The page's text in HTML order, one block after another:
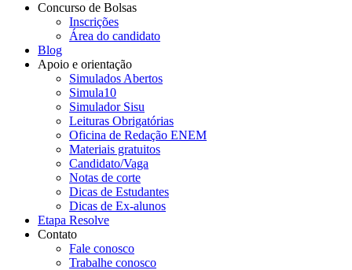
Concurso de Bolsas
Inscrições
Área do candidato
Blog
Apoio e orientação
Simulados Abertos
Simula10
Simulador Sisu
Leituras Obrigatórias
Oficina de Redação ENEM
Materiais gratuitos
Candidato/Vaga
Notas de corte
Dicas de Estudantes
Dicas de Ex-alunos
Etapa Resolve
Contato
Fale conosco
Trabalhe conosco